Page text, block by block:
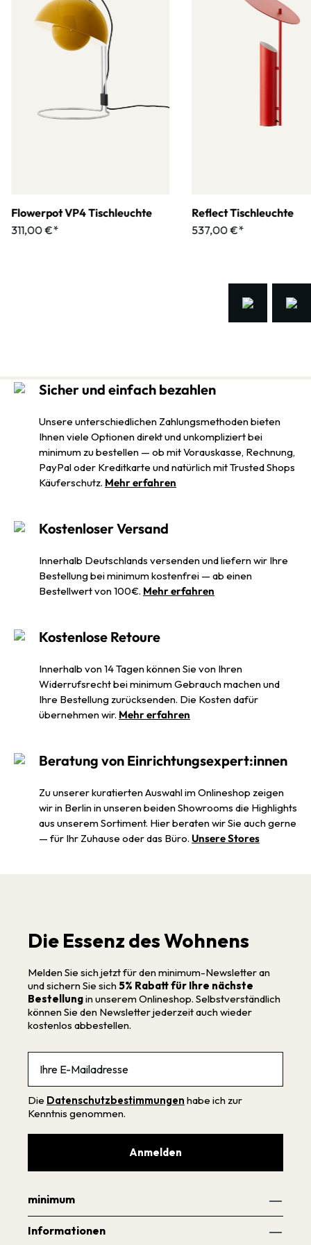
verarbeitet, wie die ummantelten Metallteile, die Ultraschall-
Schweißnähte, der Dimmerknopf und mehr. Ganz nach dem Motto
von Sam Hecht und Kim Colin ist die w182 somit also nicht nur schön,
sondern auch absolut nützlich.
Flowerpot VP4 Tischleuchte
311,00 €*
Reflect Tischleuchte
537,00 €*
Sicher und einfach bezahlen
Unsere unterschiedlichen Zahlungsmethoden bieten
Ihnen viele Optionen direkt und unkompliziert bei
minimum zu bestellen — ob mit Vorauskasse, Rechnung,
PayPal oder Kreditkarte und natürlich mit Trusted Shops
Käuferschutz. Mehr erfahren
Kostenloser Versand
Innerhalb Deutschlands versenden und liefern wir Ihre
Bestellung bei minimum kostenfrei — ab einen
Bestellwert von 100€. Mehr erfahren
Kostenlose Retoure
Innerhalb von 14 Tagen können Sie von Ihren
Widerrufsrecht bei minimum Gebrauch machen und
Ihre Bestellung zurücksenden. Die Kosten dafür
übernehmen wir. Mehr erfahren
Beratung von Einrichtungsexpert:innen
Zu unserer kuratierten Auswahl im Onlineshop zeigen
wir in Berlin in unseren beiden Showrooms die Highlights
aus unserem Sortiment. Hier beraten wir Sie auch gerne
— für Ihr Zuhause oder das Büro. Unsere Stores
Die Essenz des Wohnens
Melden Sie sich jetzt für den minimum-Newsletter an
und sichern Sie sich 5% Rabatt für Ihre nächste
Bestellungin unserem Onlineshop. Selbstverständlich
können Sie den Newsletter jederzeit auch wieder
kostenlos abbestellen.
Die Datenschutzbestimmungen habe ich zur
Kenntnis genommen.
Anmelden
minimum
Informationen